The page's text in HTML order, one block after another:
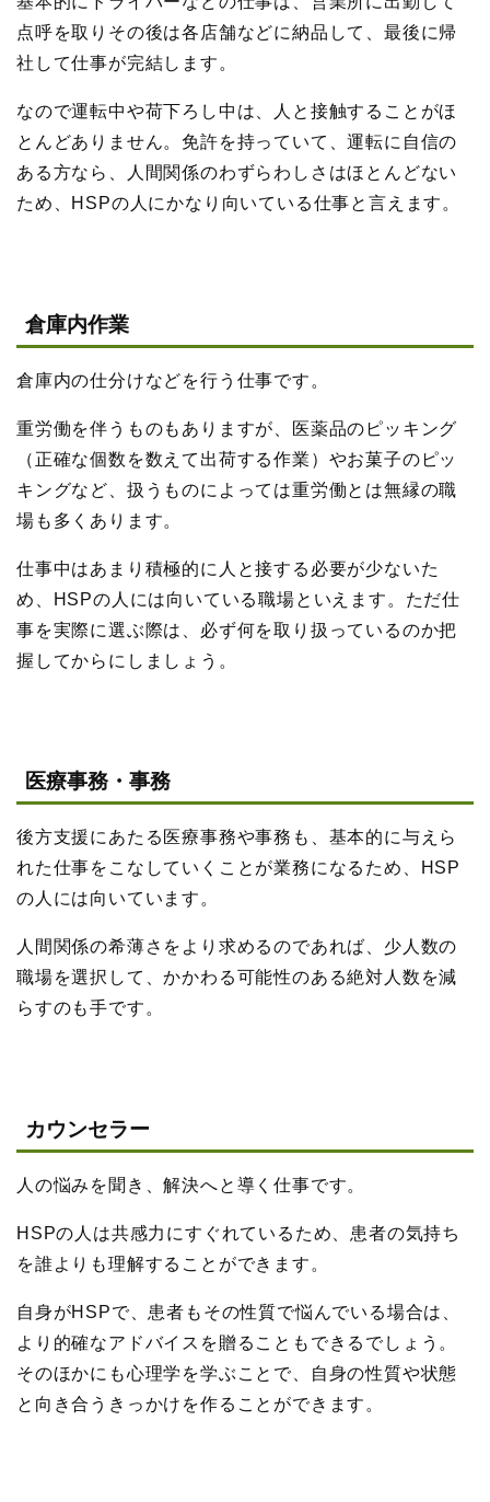
点呼を取りその後は各店舗などに納品して、最後に帰
社して仕事が完結します。
なので運転中や荷下ろし中は、人と接触することがほ
とんどありません。免許を持っていて、運転に自信の
ある方なら、人間関係のわずらわしさはほとんどない
ため、HSPの人にかなり向いている仕事と言えます。
倉庫内作業
倉庫内の仕分けなどを行う仕事です。
重労働を伴うものもありますが、医薬品のピッキング
（正確な個数を数えて出荷する作業）やお菓子のピッ
キングなど、扱うものによっては重労働とは無縁の職
場も多くあります。
仕事中はあまり積極的に人と接する必要が少ないた
め、HSPの人には向いている職場といえます。ただ仕
事を実際に選ぶ際は、必ず何を取り扱っているのか把
握してからにしましょう。
医療事務・事務
後方支援にあたる医療事務や事務も、基本的に与えら
れた仕事をこなしていくことが業務になるため、HSP
の人には向いています。
人間関係の希薄さをより求めるのであれば、少人数の
職場を選択して、かかわる可能性のある絶対人数を減
らすのも手です。
カウンセラー
人の悩みを聞き、解決へと導く仕事です。
HSPの人は共感力にすぐれているため、患者の気持ち
を誰よりも理解することができます。
自身がHSPで、患者もその性質で悩んでいる場合は、
より的確なアドバイスを贈ることもできるでしょう。
そのほかにも心理学を学ぶことで、自身の性質や状態
と向き合うきっかけを作ることができます。